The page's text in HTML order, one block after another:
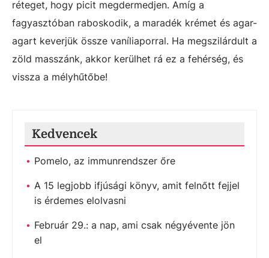
réteget, hogy picit megdermedjen. Amíg a
fagyasztóban raboskodik, a maradék krémet és agar-
agart keverjük össze vaníliaporral. Ha megszilárdult a
zöld masszánk, akkor kerülhet rá ez a fehérség, és
vissza a mélyhűtőbe!
Kedvencek
Pomelo, az immunrendszer őre
A 15 legjobb ifjúsági könyv, amit felnőtt fejjel
is érdemes elolvasni
Február 29.: a nap, ami csak négyévente jön
el